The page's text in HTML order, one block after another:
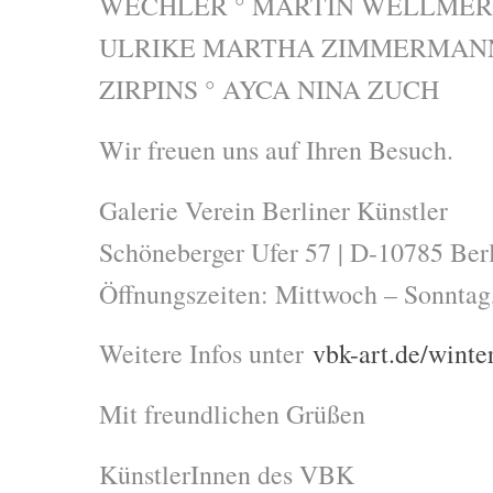
ULRIKE MARTHA
ZIRPINS ° AYCA NINA ZUCH
Wir freuen uns auf Ihren Besuch.
Galerie Verein Berliner Künstler
Schöneberger Ufer 57 | D-10785
Öffnungszeiten: Mittwoch –
Weitere Infos unter vbk-art.de/
Mit freundlichen Grüßen
KünstlerInnen des VBK